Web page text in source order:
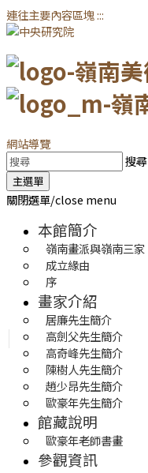
連往主要內容區塊:::
網站導覽
搜尋
主選單
關閉選單/close menu
本館簡介
嶺南畫派與嶺南三家
成立緣由
序
畫家介紹
居廉先生簡介
高劍父先生簡介
高奇峰先生簡介
陳樹人先生簡介
趙少昂先生簡介
歐豪年先生簡介
館藏說明
歐豪年老師書畫
參觀資訊